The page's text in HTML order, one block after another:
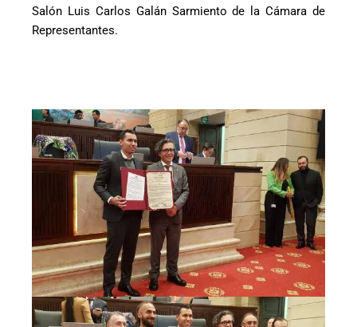
Salón Luis Carlos Galán Sarmiento de la Cámara de
Representantes.